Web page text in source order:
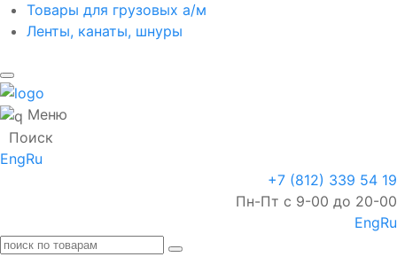
Товары для грузовых а/м
Ленты, канаты, шнуры
Меню
Поиск
EngRu
+7 (812) 339 54 19
Пн-Пт с 9-00 до 20-00
EngRu